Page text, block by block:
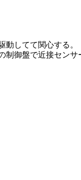
動してて関心する。
御盤で近接センサ